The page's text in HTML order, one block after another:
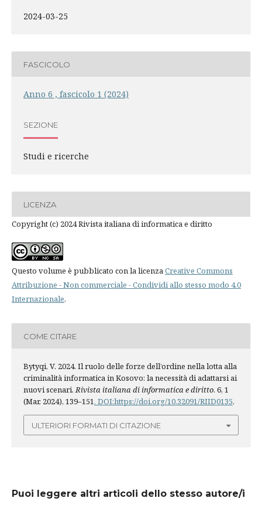
2024-03-25
FASCICOLO
Anno 6 , fascicolo 1 (2024)
SEZIONE
Studi e ricerche
LICENZA
Copyright (c) 2024 Rivista italiana di informatica e diritto
Questo volume è pubblicato con la licenzaCreative Commons
Attribuzione - Non commerciale - Condividi allo stesso modo 4.0
Internazionale.
COME CITARE
Bytyqi, V. 2024. Il ruolo delle forze dell’ordine nella lotta alla
criminalità informatica in Kosovo: la necessità di adattarsi ai
nuovi scenari.Rivista italiana di informatica e diritto. 6, 1
(Mar. 2024), 139–151. DOI:https://doi.org/10.32091/RIID0135.
ULTERIORI FORMATI DI CITAZIONE
Puoi leggere altri articoli dello stesso autore/i